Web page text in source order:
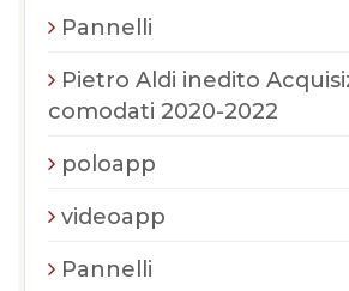
Pannelli
Pietro Aldi inedito
comodati 2020-2022
poloapp
videoapp
Pannelli